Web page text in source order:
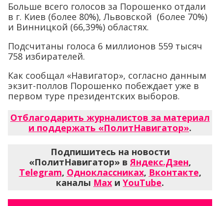
Больше всего голосов за Порошенко отдали
в г. Киев (более 80%), Львовской (более 70%)
и Винницкой (66,39%) областях.
Подсчитаны голоса 6 миллионов 559 тысяч
758 избирателей.
Как сообщал «Навигатор», согласно данным
экзит-поллов Порошенко побеждает уже в
первом туре президентских выборов.
Отблагодарить журналистов за материал
и поддержать «ПолитНавигатор».
Подпишитесь на новости
«ПолитНавигатор» вЯндекс.Дзен,
Telegram, Одноклассниках, Вконтакте,
каналы Max и YouTube.